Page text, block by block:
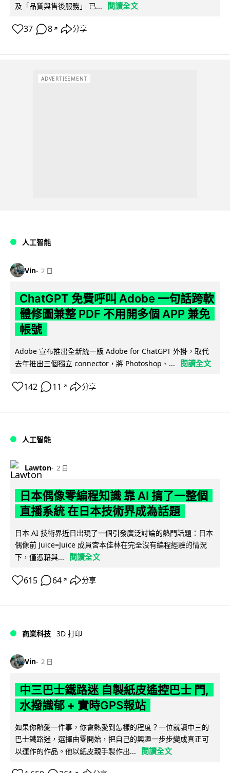
及「品質與售後服務」 已...
閱讀全文
37 8 ↗ 分享
ADVERTISEMENT
人工智能
Vin 2 日
ChatGPT 免費呼叫 Adobe 一句話跨軟
體修圖兼整 PDF 不用開多個 APP 兼免
帳號
Adobe 宣布推出全新統一版 Adobe for ChatGPT 外掛，取代
去年推出三個獨立 connector，將 Photoshop、...
閱讀全文
142 11 ↗ 分享
人工智能
Lawton 2 日
日本偶像零編程知識 靠 AI 搞了一整個
直播系統 在日本技術界成為話題
日本 AI 技術界近日出現了一個引發廣泛討論的熱門話題：日本
偶像前 Juice=Juice 成員宮本佳林在完全沒有編程經驗的情況
下，僅憑藉與...
閱讀全文
615 64 ↗ 分享
商業科技 3D 打印
Vin 2 日
中三巴士鐵路迷 自製紙皮遙控巴士 門,
水撥識郁 + 實時GPS報站
如果你熱愛一件事，你會熱愛到怎樣的程度？一位就讀中三的
巴士鐵路迷，選擇由零開始，把自己的興趣一步步變成真正可
以運作的作品。他以紙皮親手製作出...
閱讀全文